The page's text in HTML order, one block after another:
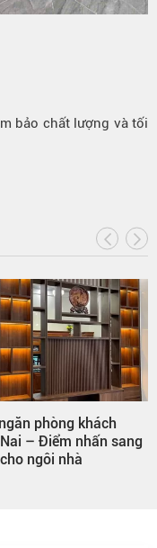
bảo chất lượng và tối
phòng khách
– Điểm nhấn sang
ngôi nhà